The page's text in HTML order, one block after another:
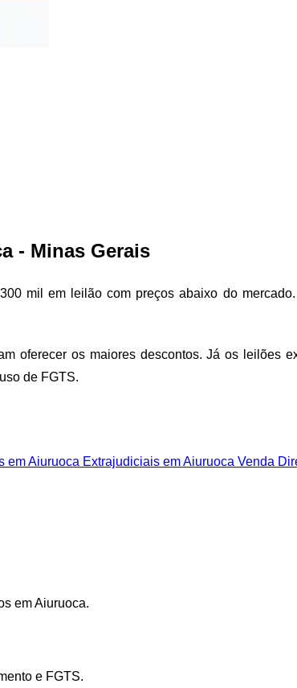
- Minas Gerais
mil em leilão com preços abaixo do
oferecer os maiores descontos. Já os leilões
de FGTS.
em Aiuruoca Extrajudiciais em Aiuruoca Venda
em Aiuruoca.
e FGTS.